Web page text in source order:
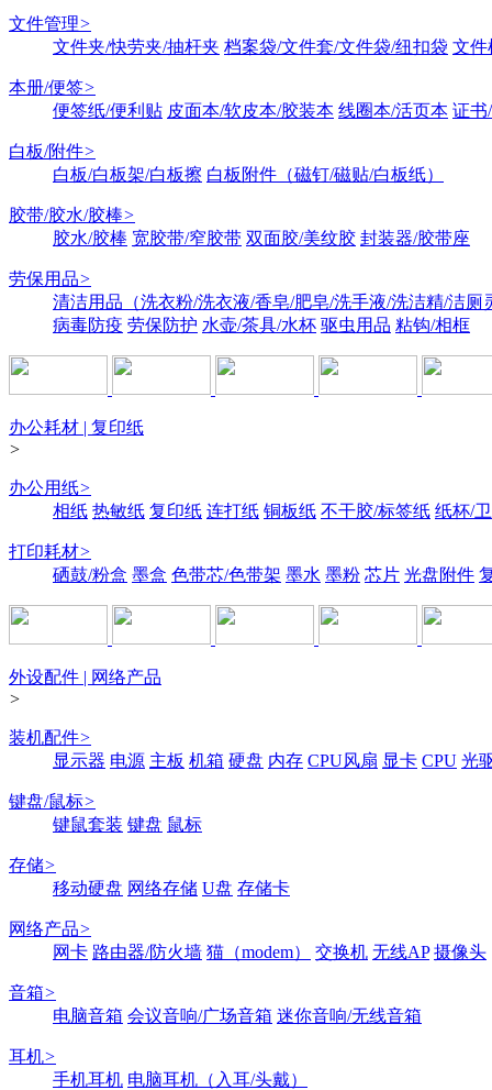
文件管理>
文件夹/快劳夹/抽杆夹 档案袋/文件套/文件袋/纽扣袋 文件
本册/便签>
便签纸/便利贴 皮面本/软皮本/胶装本 线圈本/活页本 证书
白板/附件>
白板/白板架/白板擦 白板附件（磁钉/磁贴/白板纸）
胶带/胶水/胶棒>
胶水/胶棒 宽胶带/窄胶带 双面胶/美纹胶 封装器/胶带座
劳保用品>
清洁用品（洗衣粉/洗衣液/香皂/肥皂/洗手液/洗洁精/洁厕
病毒防疫 劳保防护 水壶/茶具/水杯 驱虫用品 粘钩/相框
办公耗材 | 复印纸
>
办公用纸>
相纸 热敏纸 复印纸 连打纸 铜板纸 不干胶/标签纸 纸杯/
打印耗材>
硒鼓/粉盒 墨盒 色带芯/色带架 墨水 墨粉 芯片 光盘附件
外设配件 | 网络产品
>
装机配件>
显示器 电源 主板 机箱 硬盘 内存 CPU风扇 显卡 CPU 光
键盘/鼠标>
键鼠套装 键盘 鼠标
存储>
移动硬盘 网络存储 U盘 存储卡
网络产品>
网卡 路由器/防火墙 猫（modem） 交换机 无线AP 摄像头
音箱>
电脑音箱 会议音响/广场音箱 迷你音响/无线音箱
耳机>
手机耳机 电脑耳机（入耳/头戴）